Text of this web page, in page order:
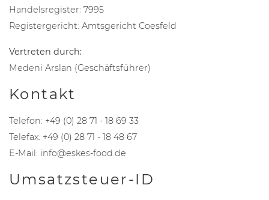
Handelsregister: 7995
Registergericht: Amtsgericht Coesfeld
Vertreten durch:
Medeni Arslan (Geschäftsführer)
Kontakt
Telefon: +49 (0) 28 71 - 18 69 33
Telefax: +49 (0) 28 71 - 18 48 67
E-Mail: info@eskes-food.de
Umsatzsteuer-ID